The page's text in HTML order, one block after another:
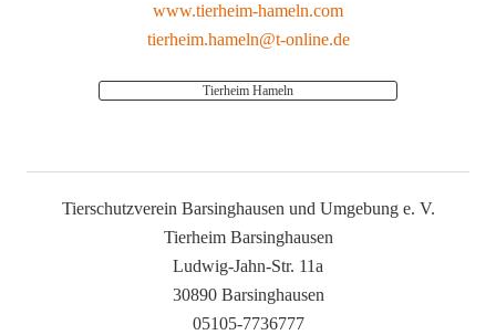
www.tierheim-hameln.com
tierheim.hameln@t-online.de
Tierheim Hameln
Tierschutzverein Barsinghausen und Umgebung e. V.
Tierheim Barsinghausen
Ludwig-Jahn-Str. 11a
30890 Barsinghausen
05105-7736777